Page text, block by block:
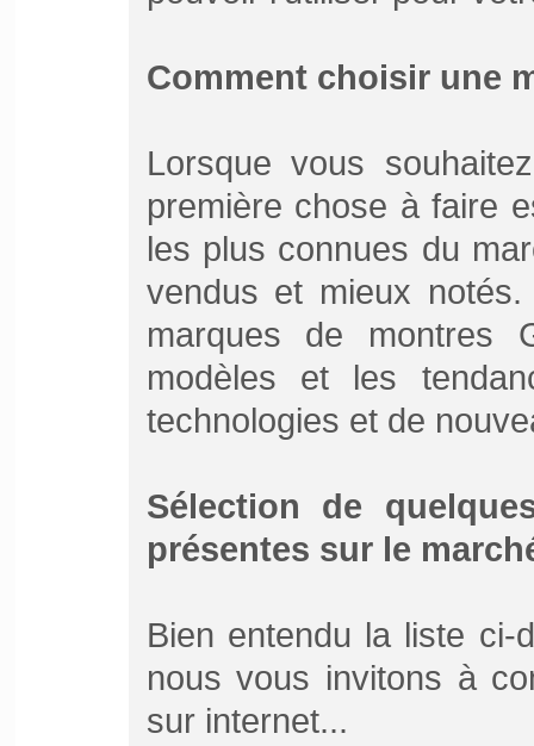
Comment choisir une
Lorsque vous
première chose à faire
les plus connues du
vendus et mieux
marques de montres
modèles et les
technologies et de
Sélection de
présentes sur le
Bien entendu la liste ci-
nous vous invitons à
sur internet...